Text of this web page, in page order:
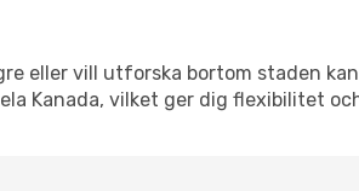
eller vill utforska bortom staden
Kanada, vilket ger dig flexibilitet